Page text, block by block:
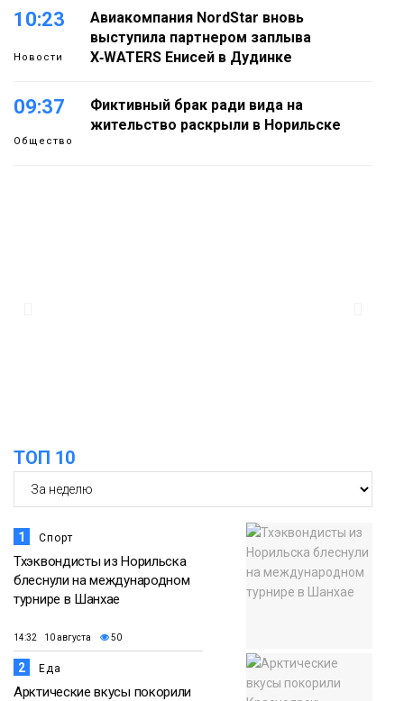
10:23
Новости
Авиакомпания NordStar вновь
выступила партнером заплыва
X‑WATERS Енисей в Дудинке
09:37
Общество
Фиктивный брак ради вида на
жительство раскрыли в Норильске
ТОП 10
1 Спорт
Тхэквондисты из Норильска
блеснули на международном
турнире в Шанхае
14:32 10 августа 50
2 Еда
Арктические вкусы покорили